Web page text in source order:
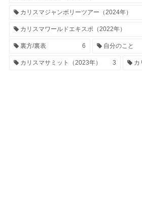
カリスマジャンボリーツアー（2024年）
カリスマワールドエキスポ（2022年）
裏方/裏表 6 自分のこと
カリスマサミット（2023年） 3 カ